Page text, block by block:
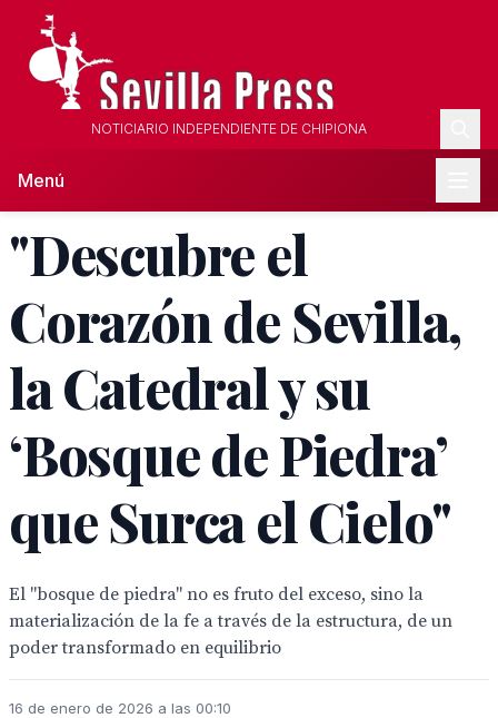
NOTICIARIO INDEPENDIENTE DE CHIPIONA
Menú
"Descubre el
Corazón de Sevilla,
la Catedral y su
‘Bosque de Piedra’
que Surca el Cielo"
El "bosque de piedra" no es fruto del exceso, sino la
materialización de la fe a través de la estructura, de un
poder transformado en equilibrio
16 de enero de 2026 a las 00:10